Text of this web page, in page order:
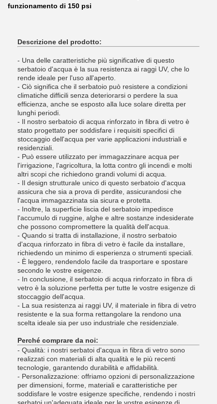
funzionamento di 150 psi
Descrizione del prodotto:
- Una delle caratteristiche più significative di questo
serbatoio d'acqua è la sua resistenza ai raggi UV, che lo
rende ideale per l'uso all'aperto.
- Ciò significa che il serbatoio può resistere a condizioni
climatiche difficili senza deteriorarsi o perdere la sua
efficienza, anche se esposto alla luce solare diretta per
lunghi periodi.
- Il nostro serbatoio di acqua rinforzato in fibra di vetro è
stato progettato per soddisfare i requisiti specifici di
stoccaggio dell'acqua per varie applicazioni industriali e
residenziali.
- Può essere utilizzato per immagazzinare acqua per
l'irrigazione, l'agricoltura, la lotta contro gli incendi e molti
altri scopi che richiedono grandi volumi di acqua.
- Il design strutturale unico di questo serbatoio d'acqua
assicura che sia a prova di perdite, assicurandosi che
l'acqua immagazzinata sia sicura e protetta.
- Inoltre, la superficie liscia del serbatoio impedisce
l'accumulo di ruggine, alghe e altre sostanze indesiderate
che possono compromettere la qualità dell'acqua.
- Quando si tratta di installazione, il nostro serbatoio
d'acqua rinforzato in fibra di vetro è facile da installare,
richiedendo un minimo di esperienza o strumenti speciali.
- È leggero, rendendolo facile da trasportare e spostare
secondo le vostre esigenze.
- In conclusione, il serbatoio di acqua rinforzato in fibra di
vetro è la soluzione perfetta per tutte le vostre esigenze di
stoccaggio dell'acqua.
- La sua resistenza ai raggi UV, il materiale in fibra di vetro
resistente e la sua forma rettangolare la rendono una
scelta ideale sia per uso industriale che residenziale.
Perché comprare da noi:
- Qualità: i nostri serbatoi d'acqua in fibra di vetro sono
realizzati con materiali di alta qualità e le più recenti
tecnologie, garantendo durabilità e affidabilità.
- Personalizzazione: offriamo opzioni di personalizzazione
per dimensioni, forme, materiali e caratteristiche per
soddisfare le vostre esigenze specifiche, rendendo i nostri